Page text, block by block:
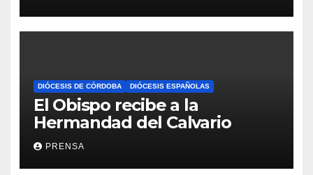
DIÓCESIS DE CÓRDOBA DIÓCESIS ESPAÑOLAS
El Obispo recibe a la
Hermandad del Calvario
PRENSA